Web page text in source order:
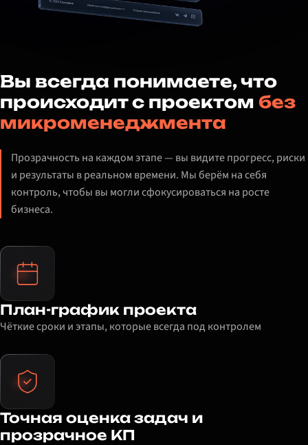
Вы всегда понимаете, что
происходит с проектом без
микроменеджмента
Прозрачность на каждом этапе — вы видите прогресс, риски
и результаты в реальном времени. Мы берём на себя
контроль, чтобы вы могли сфокусироваться на росте
бизнеса.
План-график проекта
Чёткие сроки и этапы, которые всегда под контролем
Точная оценка задач и
прозрачное КП